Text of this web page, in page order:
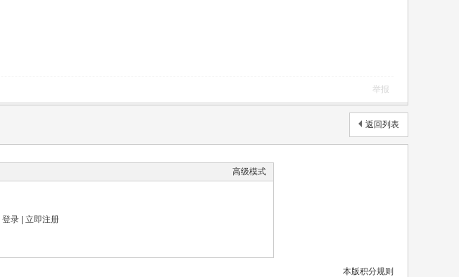
举报
返回列表
高级模式
登录| 立即注册
本版积分规则